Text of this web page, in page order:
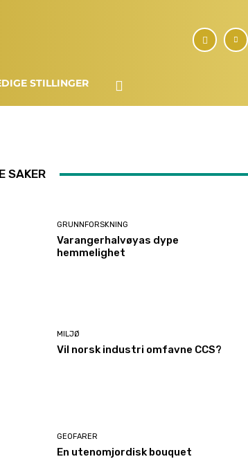
STILLINGER
SAKER
GRUNNFORSKNING
Varangerhalvøyas dype
hemmelighet
MILJØ
Vil norsk industri omfavne CCS?
GEOFARER
En utenomjordisk bouquet